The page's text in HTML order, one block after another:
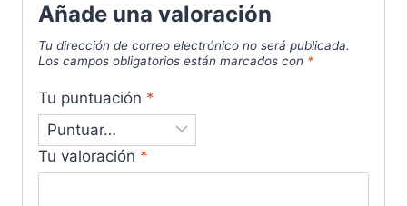
Añade una valoración
Tu dirección de correo electrónico no será publicada.
Los campos obligatorios están marcados con *
Tu puntuación *
Tu valoración *